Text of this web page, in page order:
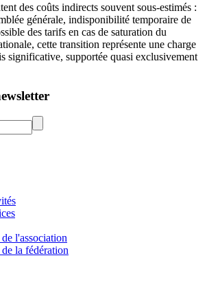
des coûts indirects souvent sous-estimés :
générale, indisponibilité temporaire de
des tarifs en cas de saturation du
cette transition représente une charge
significative, supportée quasi exclusivement
l'association
la fédération